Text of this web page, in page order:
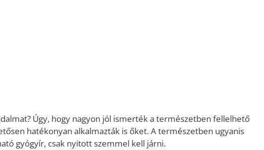
Úgy, hogy nagyon jól ismerték a természetben fellelhető
hatékonyan alkalmazták is őket. A természetben ugyanis
gyógyír, csak nyitott szemmel kell járni.